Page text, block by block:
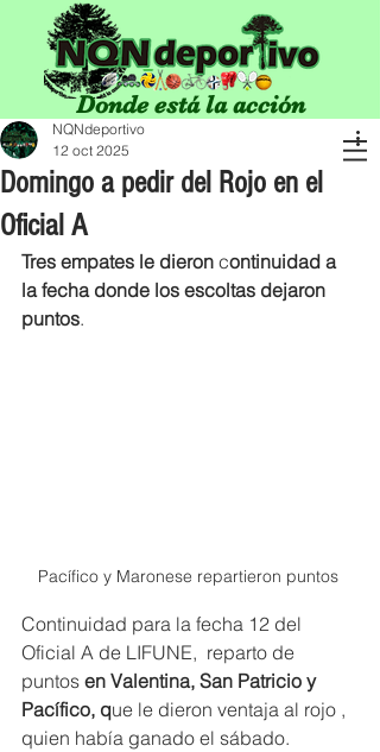
Donde está la acción
Domingo a pedir del Rojo en el
Oficial A
NQNdeportivo
12 oct 2025
Tres empates le dieron continuidad a
la fecha donde los escoltas dejaron
puntos.
Pacífico y Maronese repartieron puntos
Continuidad para la fecha 12 del
Oficial A de LIFUNE,  reparto de
puntos en Valentina, San Patricio y
Pacífico, que le dieron ventaja al rojo ,
quien había ganado el sábado.